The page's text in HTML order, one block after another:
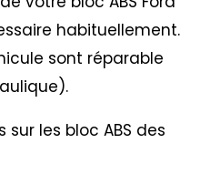
habituellement.
sont réparable
sur les bloc ABS des